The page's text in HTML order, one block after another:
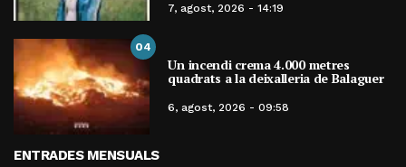
7, agost, 2026 - 14:19
04
Un incendi crema 4.000 metres
quadrats a la deixalleria de Balaguer
6, agost, 2026 - 09:58
ENTRADES MENSUALS